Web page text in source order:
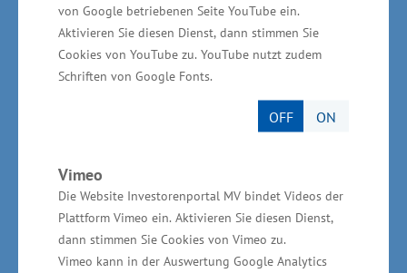
von Google betriebenen Seite YouTube ein.
Aktivieren Sie diesen Dienst, dann stimmen Sie
Cookies von YouTube zu. YouTube nutzt zudem
Schriften von Google Fonts.
OFF ON
Vimeo
Die Website Investorenportal MV bindet Videos der
Plattform Vimeo ein. Aktivieren Sie diesen Dienst,
dann stimmen Sie Cookies von Vimeo zu.
Vimeo kann in der Auswertung Google Analytics
Gesundheitsberufen bei uns im Land weiter
gestärkt werden“, sagte Glawe.
MediTex Medizinische
Funktionswäsche GmbH
Papendorf (bei Rostock)